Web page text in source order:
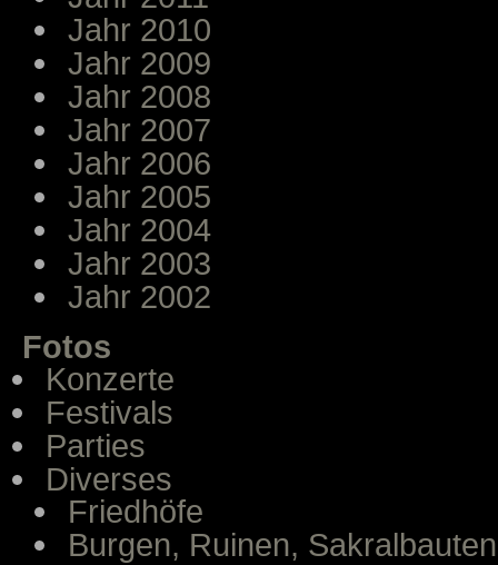
Jahr 2010
Jahr 2009
Jahr 2008
Jahr 2007
Jahr 2006
Jahr 2005
Jahr 2004
Jahr 2003
Jahr 2002
Fotos
Konzerte
Festivals
Parties
Diverses
Friedhöfe
Burgen, Ruinen, Sakralbauten